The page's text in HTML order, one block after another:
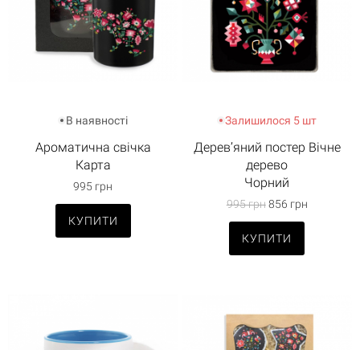
В наявності
Ароматична свічка
Карта
995 грн
КУПИТИ
Залишилося 5 шт
Дерев’яний постер Вічне
дерево
Чорний
995 грн856 грн
КУПИТИ